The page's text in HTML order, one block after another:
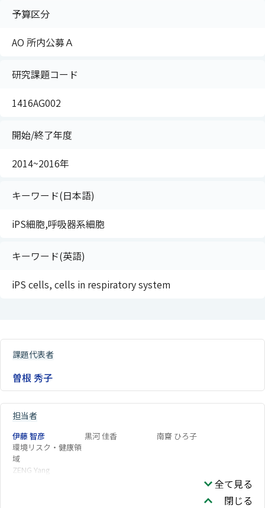
予算区分
AO 所内公募Ａ
研究課題コード
1416AG002
開始/終了年度
2014~2016年
キーワード(日本語)
iPS細胞,呼吸器系細胞
キーワード(英語)
iPS cells, cells in respiratory system
課題代表者
曽根 秀子
担当者
伊藤 智彦
環境リスク・健康領
域
黒河 佳香 南齋 ひろ子
ZENG Yang
全て見る
閉じる